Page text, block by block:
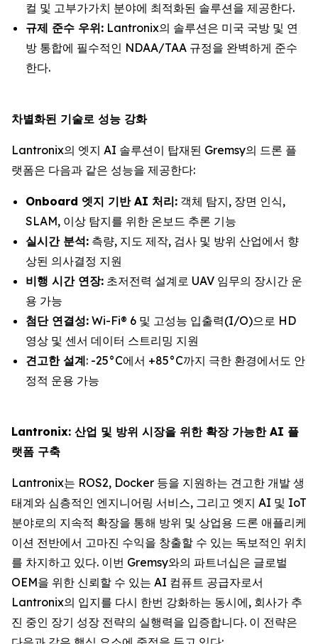
컬 및 고부가가치 분야에 최적화된 솔루션을 제공한다.
규제 준수 우위: Lantronix의 솔루션은 미국 국방 및 연
방 통합에 필수적인 NDAA/TAA 규정을 완벽하게 준수
한다.
차별화된 기술로 성능 강화
Lantronix의 엣지 AI 솔루션이 탑재된 Gremsy의 드론 플
랫폼은 다음과 같은 성능을 제공한다:
Onboard 엣지 기반 AI 처리: 객체 탐지, 장면 인식,
SLAM, 이상 탐지를 위한 온보드 추론 기능
실시간 분석: 측량, 지도 제작, 검사 및 방위 산업에서 향
상된 의사결정 지원
비행 시간 연장: 초저전력 설계로 UAV 임무의 장시간 운
용 가능
첨단 연결성: Wi-Fi® 6 및 고성능 입출력(I/O)으로 HD
영상 및 센서 데이터 스트리밍 지원
견고한 설계: -25°C에서 +85°C까지 극한 환경에서도 안
정적 운용 가능
Lantronix: 산업 및 방위 시장을 위한 확장 가능한 AI 플
랫폼 구축
Lantronix는 ROS2, Docker 등을 지원하는 견고한 개발 생
태계와 심층적인 엔지니어링 서비스, 그리고 엣지 AI 및 IoT
분야로의 지속적 확장을 통해 방위 및 상업용 드론 애플리케
이션 전반에서 고마진 수익을 창출할 수 있는 독보적인 위치
를 차지하고 있다. 이번 Gremsy와의 파트너십은 글로벌
OEM을 위한 신뢰할 수 있는 AI 컴퓨트 공급자로서
Lantronix의 입지를 다시 한번 강화하는 동시에, 회사가 추
진 중인 장기 성장 전략의 실행력을 입증합니다. 이 전략은